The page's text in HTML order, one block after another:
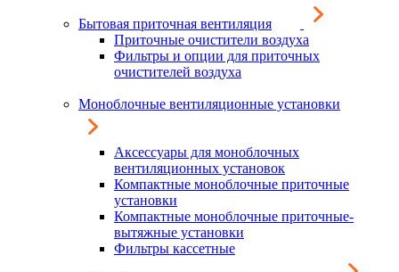
Бытовая приточная вентиляция
Приточные очистители воздуха
Фильтры и опции для приточных
очистителей воздуха
Моноблочные вентиляционные установки
Аксессуары для моноблочных
вентиляционных установок
Компактные моноблочные приточные
установки
Компактные моноблочные приточные-
вытяжные установки
Фильтры кассетные